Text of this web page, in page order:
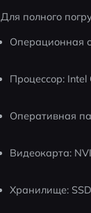
Для полного
Операционная
Процессор:
Оперативная
Видеокарта:
Хранилище: